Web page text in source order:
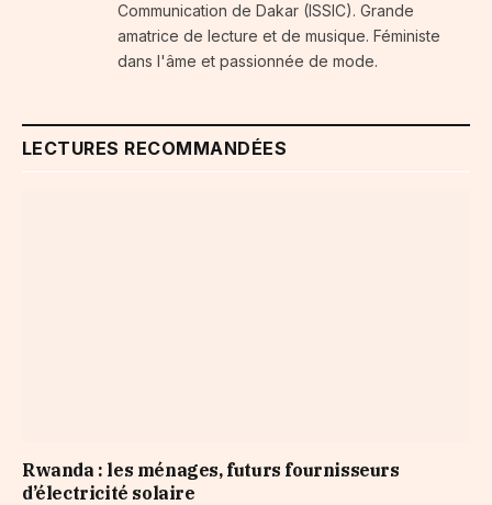
Communication de Dakar (ISSIC). Grande
amatrice de lecture et de musique. Féministe
dans l'âme et passionnée de mode.
LECTURES RECOMMANDÉES
Rwanda : les ménages, futurs fournisseurs
d’électricité solaire